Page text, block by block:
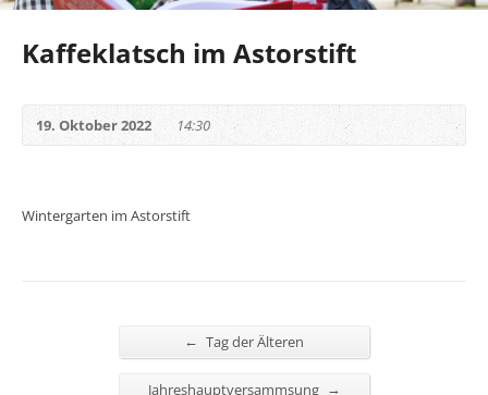
Kaffeklatsch im Astorstift
19. Oktober 2022 14:30
Wintergarten im Astorstift
← Tag der Älteren
Jahreshauptversammsung →